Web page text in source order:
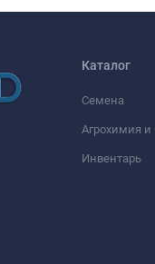
Каталог
Семена
Агрохимия и
Инвентарь